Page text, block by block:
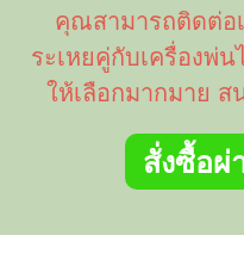
คุณสามารถติดต่อ
ระเหยคู่กับเครื่องพ่
ให้เลือกมากมาย
สั่งซื้อผ่